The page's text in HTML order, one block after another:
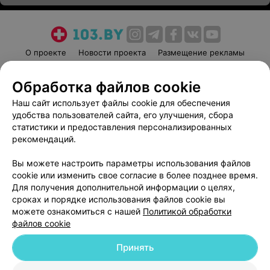
О проекте Новости проекта
Размещение рекламы
Пользовательское соглашение
Способы оплаты
Вакансии
Партнеры
Написать руководителю 103.by
Обработка персональных данных
© 2026 ООО «Артокс Лаб», УНП 191700409
| 220012, Республика Беларусь,
Обработка файлов cookie
Наш сайт использует файлы cookie для обеспечения
удобства пользователей сайта, его улучшения, сбора
статистики и предоставления персонализированных
рекомендаций.
Вы можете настроить параметры использования файлов
cookie или изменить свое согласие в более позднее время.
Для получения дополнительной информации о целях,
сроках и порядке использования файлов cookie вы
можете ознакомиться с нашей Политикой обработки
файлов cookie
Принять